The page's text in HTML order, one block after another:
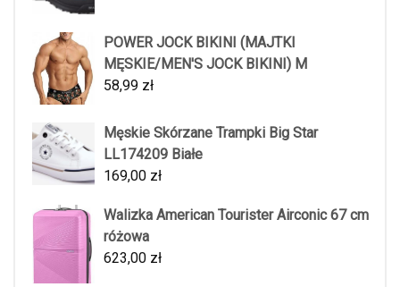
POWER JOCK BIKINI (MAJTKI
MĘSKIE/MEN'S JOCK BIKINI) M
58,99 zł
Męskie Skórzane Trampki Big Star
LL174209 Białe
169,00 zł
Walizka American Tourister Airconic 67 cm
różowa
623,00 zł